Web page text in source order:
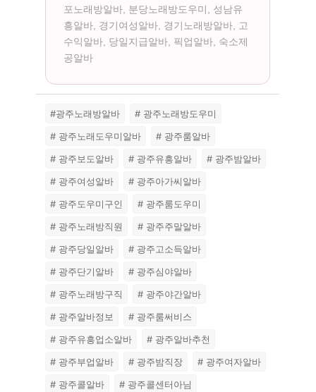
포노래방알바, 분당노래방도우미, 성남유
흥알바, 경기여성알바, 경기노래방알바, 고
수익알바, 당일지급알바, 픽업알바, 숙소제
공알바
#광주노래방알바
# 광주노래방도우미
# 광주노래도우미알바
# 광주룸알바
# 광주보도알바
# 광주유흥알바
# 광주밤알바
# 광주여성알바
# 광주아가씨알바
# 광주도우미구인
# 광주룸도우미
# 광주노래방직원
# 광주주말알바
# 광주당일알바
# 광주고소득알바
# 광주단기알바
# 광주심야알바
# 광주노래방구직
# 광주야간알바
# 광주알바정보
# 광주룸써비스
# 광주유흥업소알바
# 광주알바추천
# 광주부업알바
# 광주밤직장
# 광주여자알바
# 광주콜알바
# 광주콜센터아님